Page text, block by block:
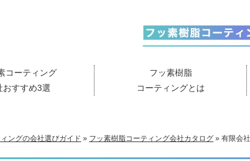
コーティング
おすすめ3選
フッ素樹脂
コーティングとは
ングの会社選びガイド » フッ素樹脂コーティング会社カタログ » 有限会